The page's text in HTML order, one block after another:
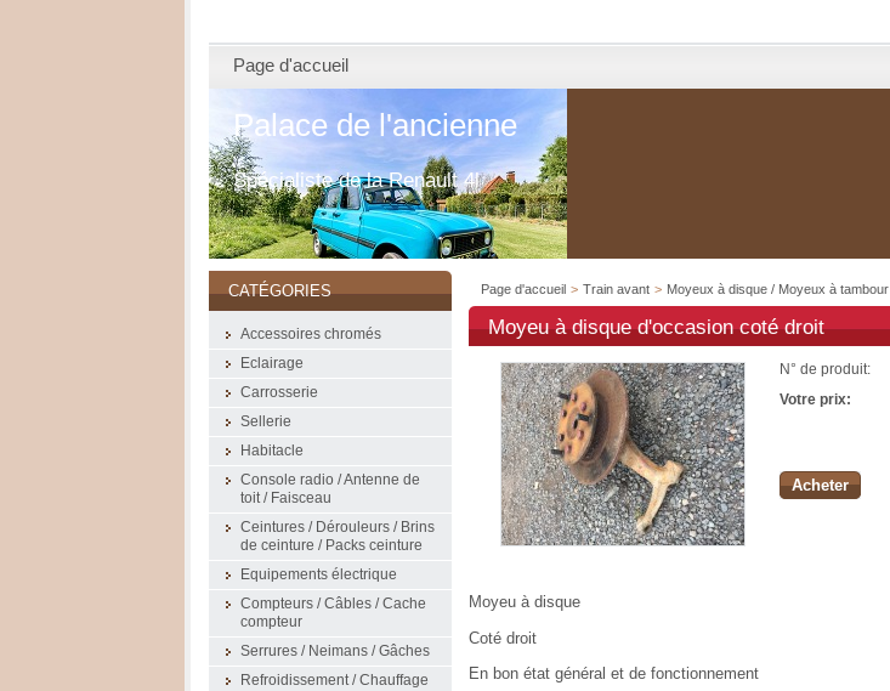
Page d'accueil
Palace de l'ancienne
Spécialiste de la Renault 4l
Page d'accueil > Train avant > Moyeux à disque / Moyeux à tambour
Moyeu à disque d'occasion coté droit
N° de produit:
Votre prix:
Acheter
Moyeu à disque
Coté droit
En bon état général et de fonctionnement
CATÉGORIES
Accessoires chromés
Eclairage
Carrosserie
Sellerie
Habitacle
Console radio / Antenne de
toit / Faisceau
Ceintures / Dérouleurs / Brins
de ceinture / Packs ceinture
Equipements électrique
Compteurs / Câbles / Cache
compteur
Serrures / Neimans / Gâches
Refroidissement / Chauffage